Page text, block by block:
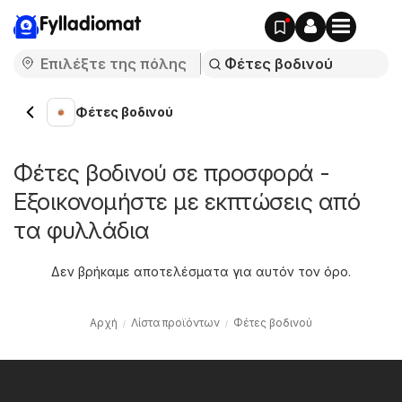
Fylladiomat
Φέτες βοδινού
Φέτες βοδινού σε προσφορά -
Εξοικονομήστε με εκπτώσεις από
τα φυλλάδια
Δεν βρήκαμε αποτελέσματα για αυτόν τον όρο.
Αρχή Λίστα προϊόντων Φέτες βοδινού